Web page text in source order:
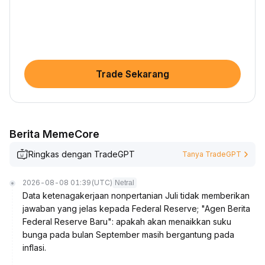
Trade Sekarang
Berita MemeCore
Ringkas dengan TradeGPT Tanya TradeGPT
2026-08-08 01:39 (UTC) Netral
Data ketenagakerjaan nonpertanian Juli tidak memberikan
jawaban yang jelas kepada Federal Reserve; "Agen Berita
Federal Reserve Baru": apakah akan menaikkan suku
bunga pada bulan September masih bergantung pada
inflasi.